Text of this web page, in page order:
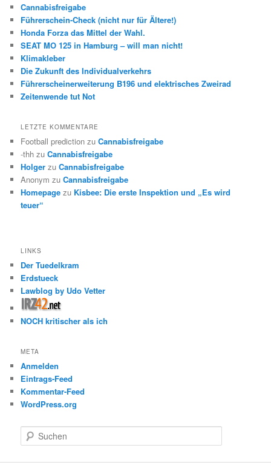
Cannabisfreigabe
Führerschein-Check (nicht nur für Ältere!)
Honda Forza das Mittel der Wahl.
SEAT MO 125 in Hamburg – will man nicht!
Klimakleber
Die Zukunft des Individualverkehrs
Führerscheinerweiterung B196 und elektrisches Zweirad
Zeitenwende tut Not
LETZTE KOMMENTARE
Football prediction zuCannabisfreigabe
-thh zuCannabisfreigabe
Holger zuCannabisfreigabe
Anonym zuCannabisfreigabe
Homepage zu Kisbee: Die erste Inspektion und „Es wird
teuer“
LINKS
Der Tuedelkram
Erdstueck
Lawblog by Udo Vetter
NOCH kritischer als ich
META
Anmelden
Eintrags-Feed
Kommentar-Feed
WordPress.org
u